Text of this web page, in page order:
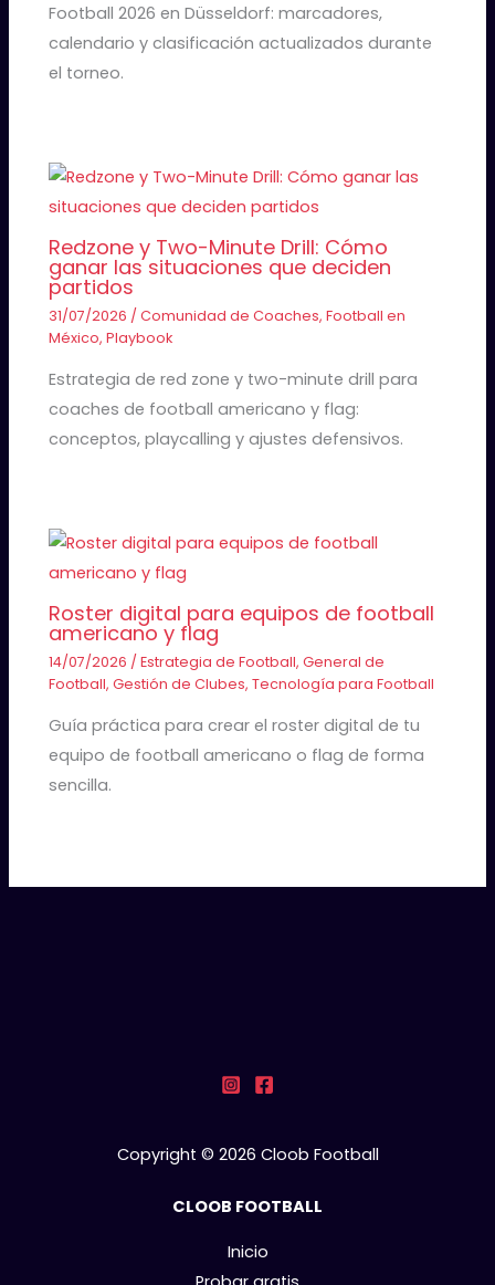
Football 2026 en Düsseldorf: marcadores,
calendario y clasificación actualizados durante
el torneo.
Redzone y Two-Minute Drill: Cómo
ganar las situaciones que deciden
partidos
31/07/2026 /Comunidad de Coaches,Football en
México,Playbook
Estrategia de red zone y two-minute drill para
coaches de football americano y flag:
conceptos, playcalling y ajustes defensivos.
Roster digital para equipos de football
americano y flag
14/07/2026 /Estrategia de Football,General de
Football,Gestión de Clubes,Tecnología para Football
Guía práctica para crear el roster digital de tu
equipo de football americano o flag de forma
sencilla.
Copyright © 2026 Cloob Football
CLOOB FOOTBALL
Inicio